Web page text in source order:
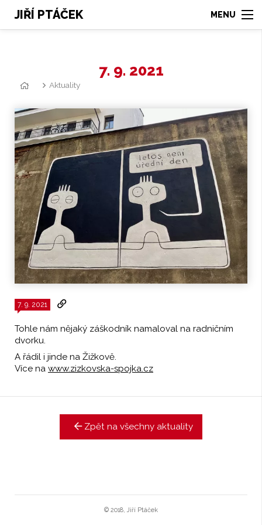
JIŘÍ PTÁČEK
7. 9. 2021
Aktuality
7. 9. 2021
Tohle nám nějaký záškodník namaloval na radničním
dvorku.
A řádil i jinde na Žižkově.
Více na www.zizkovska-spojka.cz
Zpět na všechny aktuality
© 2018, Jiří Ptáček